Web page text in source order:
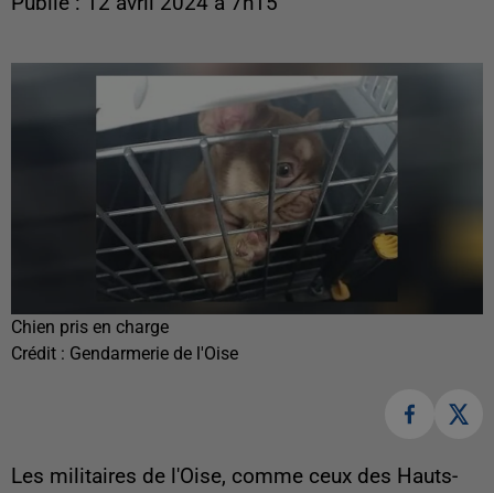
Chien pris en charge
Crédit : Gendarmerie de l'Oise
Les militaires de l'Oise, comme ceux des Hauts-